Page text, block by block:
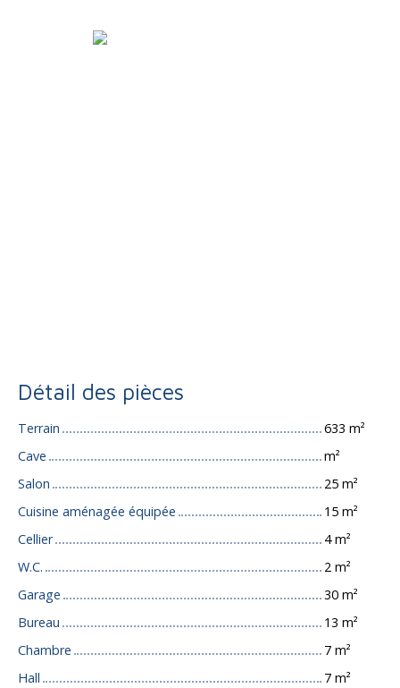
Détail des pièces
Terrain
633 m²
Cave
m²
Salon
25 m²
Cuisine aménagée équipée
15 m²
Cellier
4 m²
W.C.
2 m²
Garage
30 m²
Bureau
13 m²
Chambre
7 m²
Hall
7 m²